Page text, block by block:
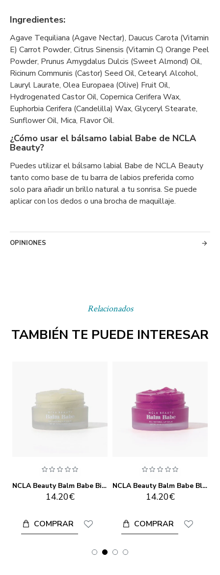
Relacionados
TAMBIÉN TE PUEDE INTERESAR
NCLA Beauty Balm Babe Birthday Cake Lip Balm
14.20€
COMPRAR
NCLA Beauty Balm Babe Black Cherry Lip Balm
14.20€
COMPRAR
Ingredientes:
Agave Tequiliana (Agave Nectar), Daucus Carota (Vitamin
E) Carrot Powder, Citrus Sinensis (Vitamin C) Orange Peel
Powder, Prunus Amygdalus Dulcis (Sweet Almond) Oil,
Ricinum Communis (Castor) Seed Oil, Cetearyl Alcohol,
Lauryl Laurate, Olea Europaea (Olive) Fruit Oil,
Hydrogenated Castor Oil, Copernica Cerifera Wax,
Euphorbia Cerifera (Candelilla) Wax, Glyceryl Stearate,
Sunflower Oil, Mica, Flavor Oil.
¿Cómo usar el bálsamo labial Babe de NCLA
Beauty?
Puedes utilizar el bálsamo labial Babe de NCLA Beauty
tanto como base de tu barra de labios preferida como
solo para añadir un brillo natural a tu sonrisa. Se puede
aplicar con los dedos o una brocha de maquillaje.
OPINIONES